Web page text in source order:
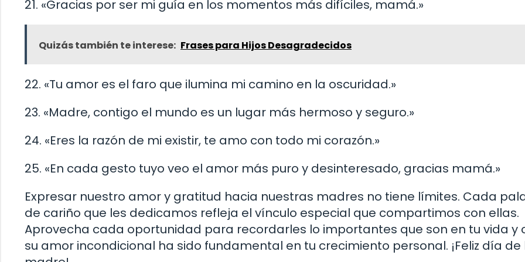
21. «Gracias por ser mi guía en los momentos más difíciles, mamá.»
Quizás también te interese: Frases para Hijos Desagradecidos
22. «Tu amor es el faro que ilumina mi camino en la oscuridad.»
23. «Madre, contigo el mundo es un lugar más hermoso y seguro.»
24. «Eres la razón de mi existir, te amo con todo mi corazón.»
25. «En cada gesto tuyo veo el amor más puro y desinteresado, gracias mamá.»
Expresar nuestro amor y gratitud hacia nuestras madres no tiene límites. Cada
de cariño que les dedicamos refleja el vínculo especial que compartimos con ellas.
Aprovecha cada oportunidad para recordarles lo importantes que son en tu vida y
su amor incondicional ha sido fundamental en tu crecimiento personal. ¡Feliz día de